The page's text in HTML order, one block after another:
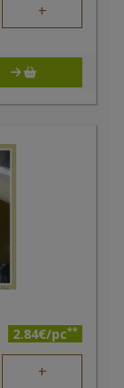
+
2.84€/pc**
+